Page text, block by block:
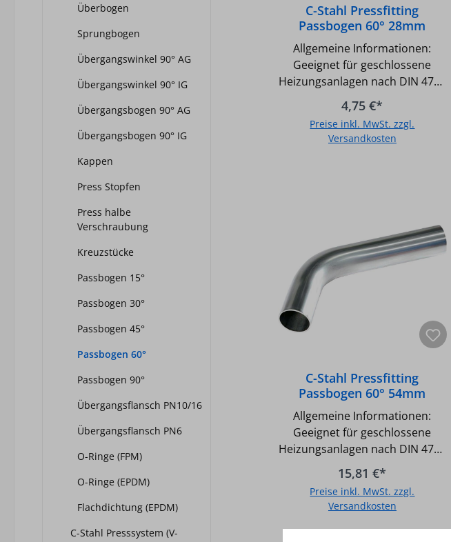
Überbogen
Sprungbogen
Übergangswinkel 90° AG
Übergangswinkel 90° IG
Übergangsbogen 90° AG
Übergangsbogen 90° IG
Kappen
Press Stopfen
Press halbe
Verschraubung
Kreuzstücke
Passbogen 15°
Passbogen 30°
Passbogen 45°
Passbogen 60°
Passbogen 90°
Übergangsflansch PN10/16
Übergangsflansch PN6
O-Ringe (FPM)
O-Ringe (EPDM)
Flachdichtung (EPDM)
C-Stahl Presssystem (V-
C-Stahl Pressfitting
Passbogen 60° 28mm
Allgemeine Informationen:
Geeignet für geschlossene
Heizungsanlagen nach DIN 4751
Geeignet für geschlossene
Wasserkreisläufe (Kühlanlagen
und Druckluftleitung /trocken)
Nicht für Trinkwasser geeignet
Pressfitting Passbogen 60°
28mm Temperatur max.: 120°C /
Druck max.: 16 bar Unverpresst
4,75 €*
Preise inkl. MwSt. zzgl.
Versandkosten
C-Stahl Pressfitting
Passbogen 60° 54mm
Allgemeine Informationen:
Geeignet für geschlossene
Heizungsanlagen nach DIN 4751
Geeignet für geschlossene
Wasserkreisläufe (Kühlanlagen
und Druckluftleitung /trocken)
Nicht für Trinkwasser geeignet
Fittingkörper aus unlegiertem
15,81 €*
Preise inkl. MwSt. zzgl.
Versandkosten
In den Warenkorb